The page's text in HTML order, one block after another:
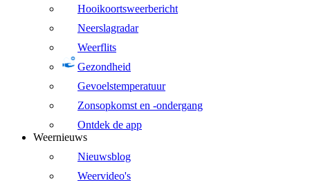
Hooikoortsweerbericht
Neerslagradar
Weerflits
Gezondheid
Gevoelstemperatuur
Zonsopkomst en -ondergang
Ontdek de app
Weernieuws
Nieuwsblog
Weervideo's